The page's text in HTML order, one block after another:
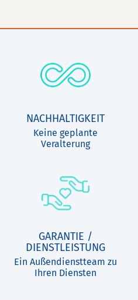
NACHHALTIGKEIT
Keine geplante
Veralterung
GARANTIE /
DIENSTLEISTUNG
Ein Außendienstteam zu
Ihren Diensten